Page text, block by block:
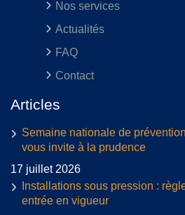
Nos services
Actualités
FAQ
Contact
Articles
Semaine nationale de
vous invite à la prudence
17 juillet 2026
Installations sous pression :
entrée en vigueur